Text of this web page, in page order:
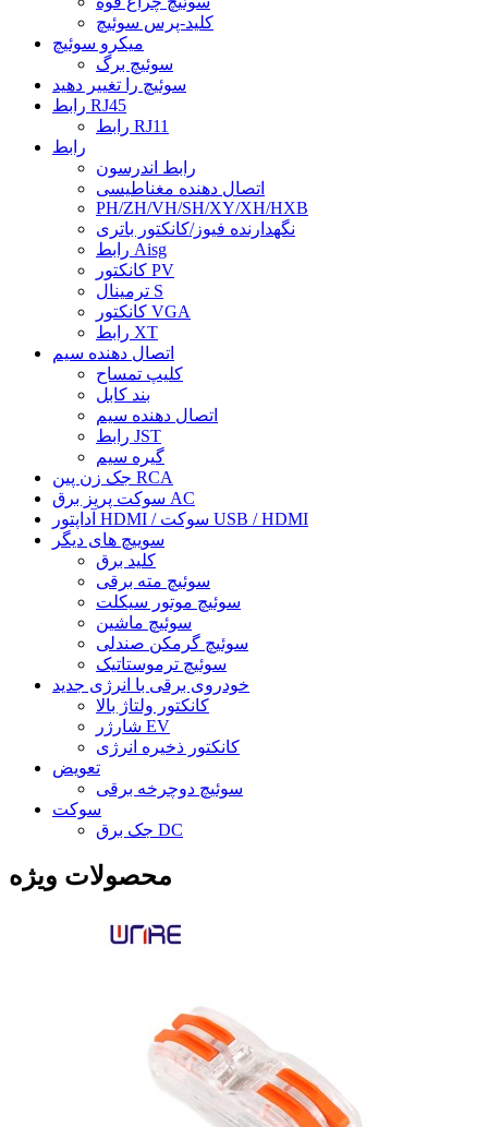
کلید-پرس سوئیچ
میکرو سوئیچ
سوئیچ برگ
سوئیچ را تغییر دهید
رابط RJ45
رابط RJ11
رابط
رابط اندرسون
اتصال دهنده مغناطیسی
PH/ZH/VH/SH/XY/XH/HXB
نگهدارنده فیوز/کانکتور باتری
رابط Aisg
کانکتور PV
ترمینال S
کانکتور VGA
رابط XT
اتصال دهنده سیم
کلیپ تمساح
بند کابل
اتصال دهنده سیم
رابط JST
گیره سیم
جک زن پین RCA
سوکت پریز برق AC
آداپتور HDMI / سوکت USB / HDMI
سوییچ های دیگر
کلید برق
سوئیچ مته برقی
سوئیچ موتور سیکلت
سوئیچ ماشین
سوئیچ گرمکن صندلی
سوئیچ ترموستاتیک
خودروی برقی با انرژی جدید
کانکتور ولتاژ بالا
شارژر EV
کانکتور ذخیره انرژی
تعویض
سوئیچ دوچرخه برقی
سوکت
جک برق DC
محصولات ویژه